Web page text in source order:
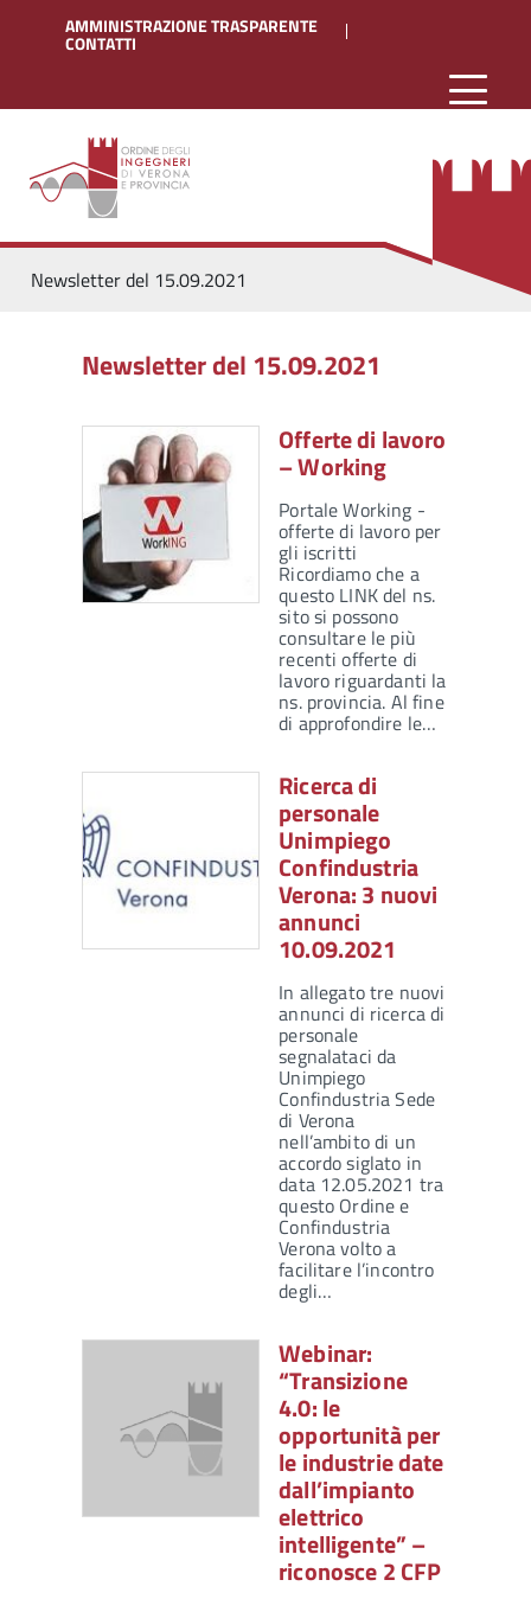
AMMINISTRAZIONE TRASPARENTE
CONTATTI
Newsletter del 15.09.2021
Newsletter del 15.09.2021
Offerte di lavoro
– Working
Portale Working -
offerte di lavoro per
gli iscritti
Ricordiamo che a
questo LINK del ns.
sito si possono
consultare le più
recenti offerte di
lavoro riguardanti la
ns. provincia. Al fine
di approfondire le…
Ricerca di
personale
Unimpiego
Confindustria
Verona: 3 nuovi
annunci
10.09.2021
In allegato tre nuovi
annunci di ricerca di
personale
segnalataci da
Unimpiego
Confindustria Sede
di Verona
nell’ambito di un
accordo siglato in
data 12.05.2021 tra
questo Ordine e
Confindustria
Verona volto a
facilitare l’incontro
degli…
Webinar:
“Transizione
4.0: le
opportunità per
le industrie date
dall’impianto
elettrico
intelligente” –
riconosce 2 CFP